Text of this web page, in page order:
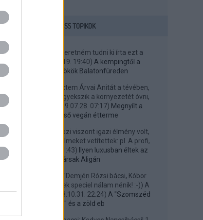
FRISS TOPIKOK
Szeibert Attila:
Szeretném tudni ki írta ezt a
2021.01.19. 19:40) A kempingtől a
Helkáig: ügynökök Balatonfüreden
Most néztem Árvai Anitát a tévében,
aki elmondta, hogy igyekszik a környezetét óvni,
védeni, stb. ...
2019.07.28. 07:17) Megnyílt a
Balaton első vegán étterme
SA45528:
...a kertmozi viszont igazi élmény volt,
mert premier előtti filmeket vetítettek: pl. A profi,
48 ...
2019.04.21. 21:43)
Ilyen luxusban éltek az
elvtársak Aligán
@funfun: "Demjén Rózsi bácsi, Kóbor
János bácsi," Na, ezek speciel nálam nénik! :-)) A
Demjén még ...
2018.10.31. 22:24) A "Szomszéd
kertje" és a zöld eb